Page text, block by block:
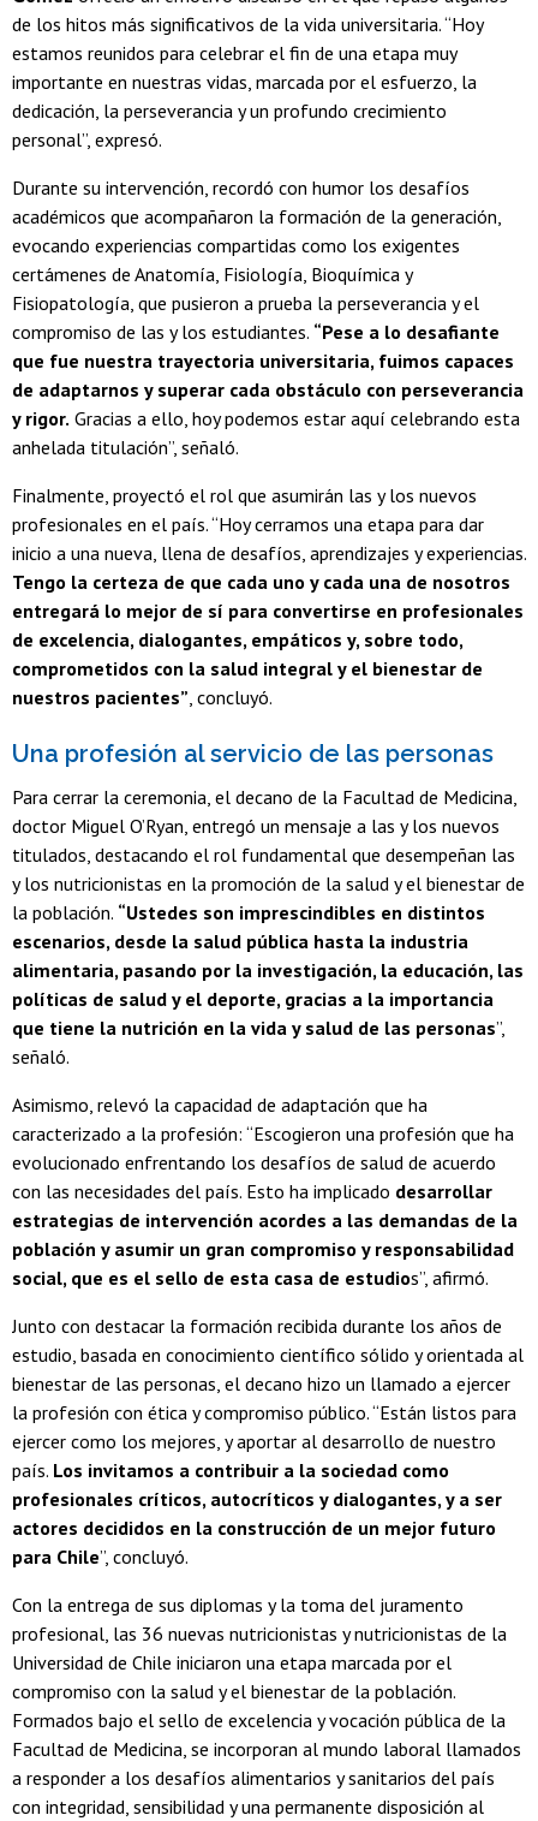
de los hitos más significativos de la vida universitaria. “Hoy
estamos reunidos para celebrar el fin de una etapa muy
importante en nuestras vidas, marcada por el esfuerzo, la
dedicación, la perseverancia y un profundo crecimiento
personal”, expresó.
Durante su intervención, recordó con humor los desafíos
académicos que acompañaron la formación de la generación,
evocando experiencias compartidas como los exigentes
certámenes de Anatomía, Fisiología, Bioquímica y
Fisiopatología, que pusieron a prueba la perseverancia y el
compromiso de las y los estudiantes. “Pese a lo desafiante
que fue nuestra trayectoria universitaria, fuimos capaces
de adaptarnos y superar cada obstáculo con perseverancia
y rigor. Gracias a ello, hoy podemos estar aquí celebrando esta
anhelada titulación”, señaló.
Finalmente, proyectó el rol que asumirán las y los nuevos
profesionales en el país. “Hoy cerramos una etapa para dar
inicio a una nueva, llena de desafíos, aprendizajes y experiencias.
Tengo la certeza de que cada uno y cada una de nosotros
entregará lo mejor de sí para convertirse en profesionales
de excelencia, dialogantes, empáticos y, sobre todo,
comprometidos con la salud integral y el bienestar de
nuestros pacientes”, concluyó.
Una profesión al servicio de las personas
Para cerrar la ceremonia, el decano de la Facultad de Medicina,
doctor Miguel O’Ryan, entregó un mensaje a las y los nuevos
titulados, destacando el rol fundamental que desempeñan las
y los nutricionistas en la promoción de la salud y el bienestar de
la población. “Ustedes son imprescindibles en distintos
escenarios, desde la salud pública hasta la industria
alimentaria, pasando por la investigación, la educación, las
políticas de salud y el deporte, gracias a la importancia
que tiene la nutrición en la vida y salud de las personas”,
señaló.
Asimismo, relevó la capacidad de adaptación que ha
caracterizado a la profesión: “Escogieron una profesión que ha
evolucionado enfrentando los desafíos de salud de acuerdo
con las necesidades del país. Esto ha implicado desarrollar
estrategias de intervención acordes a las demandas de la
población y asumir un gran compromiso y responsabilidad
social, que es el sello de esta casa de estudios”, afirmó.
Junto con destacar la formación recibida durante los años de
estudio, basada en conocimiento científico sólido y orientada al
bienestar de las personas, el decano hizo un llamado a ejercer
la profesión con ética y compromiso público. “Están listos para
ejercer como los mejores, y aportar al desarrollo de nuestro
país. Los invitamos a contribuir a la sociedad como
profesionales críticos, autocríticos y dialogantes, y a ser
actores decididos en la construcción de un mejor futuro
para Chile”, concluyó.
Con la entrega de sus diplomas y la toma del juramento
profesional, las 36 nuevas nutricionistas y nutricionistas de la
Universidad de Chile iniciaron una etapa marcada por el
compromiso con la salud y el bienestar de la población.
Formados bajo el sello de excelencia y vocación pública de la
Facultad de Medicina, se incorporan al mundo laboral llamados
a responder a los desafíos alimentarios y sanitarios del país
con integridad, sensibilidad y una permanente disposición al